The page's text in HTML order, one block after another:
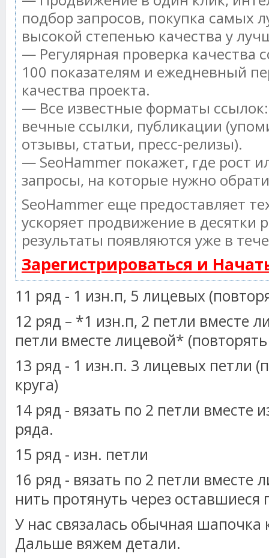
подбор запросов, покупка самых
высокой степенью качества у
— Регулярная проверка качества
100 показателям и ежедневный
качества проекта.
— Все известные форматы
вечные ссылки, публикации
отзывы, статьи, пресс-релизы).
— SeoHammer покажет, где рост
запросы, на которые нужно
SeoHammer еще предоставляет
ускоряет продвижение в десятки
результаты появляются уже в
Зарегистрироваться и
11 ряд - 1 изн.п, 5 лицевых
12 ряд – *1 изн.п, 2 петли вместе
петли вместе лицевой*
13 ряд - 1 изн.п. 3 лицевых петли
круга)
14 ряд - вязать по 2 петли вместе
ряда.
15 ряд - изн. петли
16 ряд - вязать по 2 петли вместе
нить протянуть через оставшиеся
У нас связалась обычная шапочка
Дальше вяжем детали.